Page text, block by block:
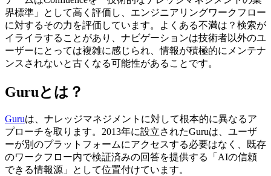
界標準」として高く評価し、エンジニアリングワークフロー
に対するその力を評価しています。よくある不満は？検索が
イライラすることがあり、ナビゲーションは技術者以外のユ
ーザーにとっては複雑に感じられ、情報が積極的にメンテナ
ンスされないと古くなる可能性があることです。
Guruとは？
Guruは、ナレッジマネジメントに対して根本的に異なるア
プローチを取ります。2013年に設立されたGuruは、ユーザ
ーが別のプラットフォームにアクセスする必要はなく、既存
のワークフロー内で検証済みの回答を提供する「AIの信頼
できる情報源」として位置付けています。